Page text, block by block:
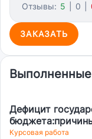
Отзывы: 5 0
ЗАКАЗАТЬ
Дефицит
пути ликвидации
Курсовая работа